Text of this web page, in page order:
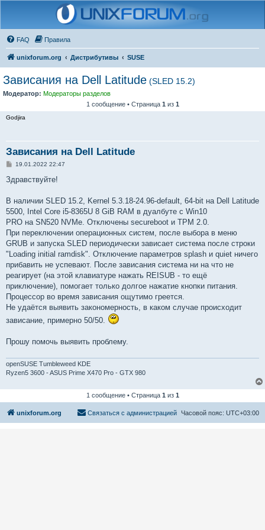
FAQ Правила
unixforum.org Дистрибутивы SUSE
Зависания на Dell Latitude (SLED 15.2)
Модератор: Модераторы разделов
1 сообщение • Страница 1 из 1
Godjira
Зависания на Dell Latitude
С
о
б
е
и
е
19.01.2022 22:47
Здравствуйте!
В наличии SLED 15.2, Kernel 5.3.18-24.96-default, 64-bit на Dell Latitude
5500, Intel Core i5-8365U 8 GiB RAM в дуалбуте c Win10
PRO на SN520 NVMe. Отключены secureboot и TPM 2.0.
При переключении операционных систем, после выбора в меню
GRUB и запуска SLED периодически зависает система после строки
"Loading initial ramdisk". Отключение параметров splash и quiet ничего
прибавить не успевают. После зависания система ни на что не
реагирует (на этой клавиатуре нажать REISUB - то ещё
приключение), помогает только долгое нажатие кнопки питания.
Процессор во время зависания ощутимо греется.
Не удаётся выявить закономерность, в каком случае происходит
зависание, примерно 50/50.
Прошу помочь выявить проблему.
openSUSE Tumbleweed KDE
Ryzen5 3600 - ASUS Prime X470 Pro - GTX 980
1 сообщение • Страница 1 из 1
unixforum.org Часовой пояс: UTC+03:00
Связаться с администрацией